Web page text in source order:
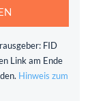
FID
Link am Ende
Hinweis zum